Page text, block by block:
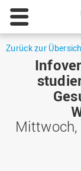
Zurück zur
Mittwoch,